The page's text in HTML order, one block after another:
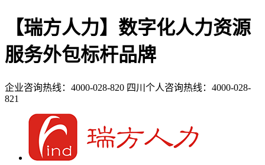
【瑞方人力】数字化人力资源
服务外包标杆品牌
企业咨询热线：4000-028-820 四川个人咨询热线：4000-028-
821